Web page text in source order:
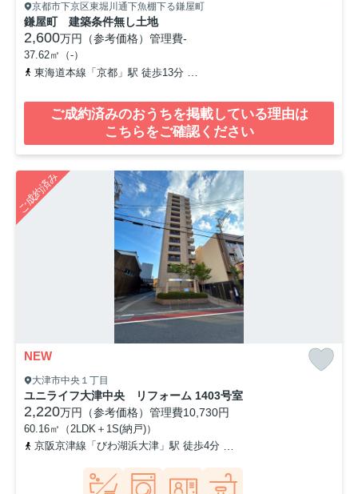
京都市下京区東堀川通下魚棚下る鎌屋町
鎌屋町 建築条件無し土地
2,600万円（参考価格） 管理費-
37.62㎡（-）
東海道本線「京都」駅 徒歩13分
ご成約済みのおうちを掲載している理由は
こちらをご確認ください
ご成約済み
NEW
大津市中央１丁目
ユニライフ大津中央 リフォーム 1403号室
2,220万円（参考価格） 管理費10,730円
60.16㎡（2LDK＋1S(納戸)）
京阪京津線「びわ湖浜大津」駅 徒歩4分